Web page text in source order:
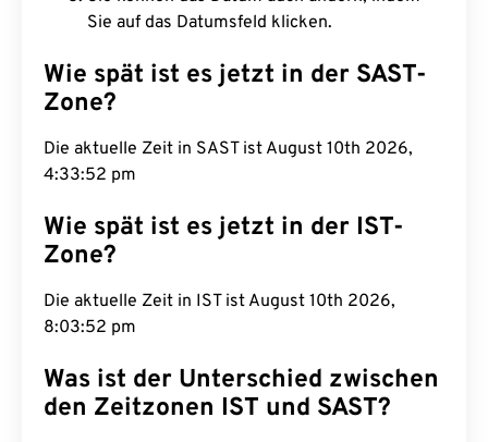
Sie auf das Datumsfeld klicken.
Wie spät ist es jetzt in der SAST-
Zone?
Die aktuelle Zeit in SAST ist August 10th 2026,
4:33:53 pm
Wie spät ist es jetzt in der IST-
Zone?
Die aktuelle Zeit in IST ist August 10th 2026,
8:03:53 pm
Was ist der Unterschied zwischen
den Zeitzonen IST und SAST?